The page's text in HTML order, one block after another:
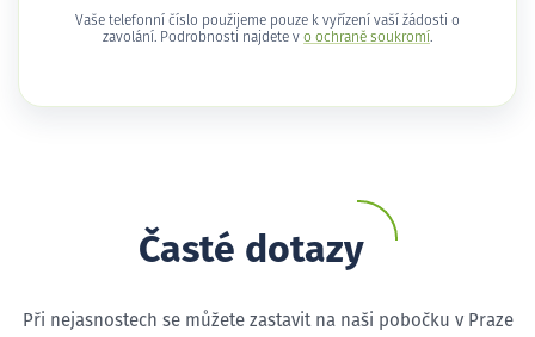
Vaše telefonní číslo použijeme pouze k vyřízení vaší žádosti o
zavolání. Podrobnosti najdete v o ochraně soukromí .
Časté dotazy
Při nejasnostech se můžete zastavit na naši pobočku v Praze